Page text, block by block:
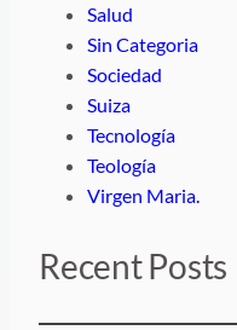
Salud
Sin Categoria
Sociedad
Suiza
Tecnología
Teología
Virgen Maria.
Recent Posts